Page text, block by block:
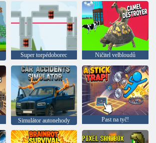
Super torpédoborec Ničitel velbloudů
Simulátor autonehody Past na tyč!